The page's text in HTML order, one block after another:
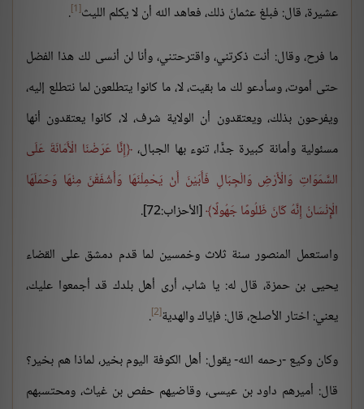
عشيرة، قال: فبلغ عثمانَ ذلك، فعاهد الله أن لا يكلم الليث[1]
.
ما فرح، وقال: أنت ذكرتني، واقترحتني، وأنا لن أنسى لك هذا الفضل
حتى أموت، وسأدعو لك ما بقيت، لا، ما كانوا يتطلعون لما نتطلع إليه،
ويفرحون بذلك، ويعتقدون أن الولاية شرف، لا، كانوا يعتقدون أنها
مسئولية وأمانة كبيرة جدًّا، تنوء بها الجبال، إِنَّا عَرَضْنَا الْأَمَانَةَ عَلَى
السَّمَوَاتِ وَالْأَرْضِ وَالْجِبَالِ فَأَبَيْنَ أَنْ يَحْمِلْنَهَا وَأَشْفَقْنَ مِنْهَا وَحَمَلَهَا
الْإِنْسَانُ إِنَّهُ كَانَ ظَلُومًا جَهُولًا [الأحزاب:72].
واستعمل المنصور سنة ثلاث وخمسين لما قدم دمشق على القضاء
يحيى بن حمزة، قال له: يا شاب، أرى أهل بلدك قد أجمعوا عليك،
يعني: اختار الأصلح، قال: فإياك والهدية[2]
.
وكان وكيع -رحمه الله- يقول: أهل الكوفة اليوم بخير، لماذا هم بخير؟
قال: أميرهم داود بن عيسى، وقاضيهم حفص بن غياث، ومحتسبهم